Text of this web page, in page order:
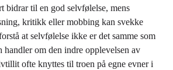
bidrar til en god selvfølelse, mens
kritikk eller mobbing kan svekke
at selvfølelse ikke er det samme som
om den indre opplevelsen av
ofte knyttes til troen på egne evner i